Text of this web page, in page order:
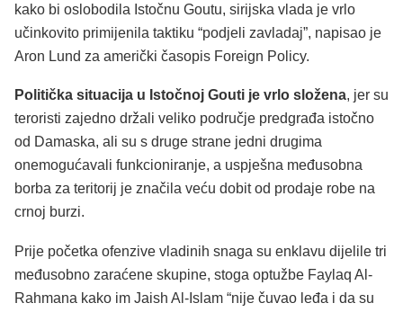
kako bi oslobodila Istočnu Goutu, sirijska vlada je vrlo
učinkovito primijenila taktiku “podjeli zavladaj”, napisao je
Aron Lund za američki časopis Foreign Policy.
Politička situacija u Istočnoj Gouti je vrlo složena, jer su
teroristi zajedno držali veliko područje predgrađa istočno
od Damaska, ali su s druge strane jedni drugima
onemogućavali funkcioniranje, a uspješna međusobna
borba za teritorij je značila veću dobit od prodaje robe na
crnoj burzi.
Prije početka ofenzive vladinih snaga su enklavu dijelile tri
međusobno zaraćene skupine, stoga optužbe Faylaq Al-
Rahmana kako im Jaish Al-Islam “nije čuvao leđa i da su